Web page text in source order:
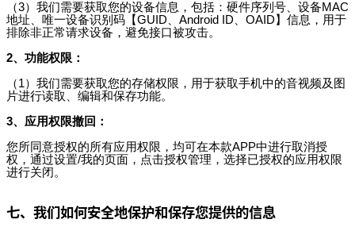
（3）我们需要获取您的设备信息，包括：硬件序列号、设备MAC
地址、唯一设备识别码【GUID、Android ID、OAID】信息，用于
排除非正常请求设备，避免接口被攻击。
2、功能权限：
（1）我们需要获取您的存储权限，用于获取手机中的音视频及图
片进行读取、编辑和保存功能。
3、应用权限撤回：
您所同意授权的所有应用权限，均可在本款APP中进行取消授
权，通过设置/我的页面，点击授权管理，选择已授权的应用权限
进行关闭。
七、我们如何安全地保护和保存您提供的信息